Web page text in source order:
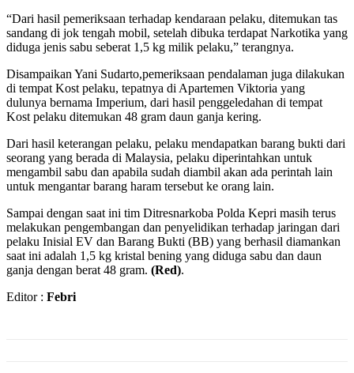
“Dari hasil pemeriksaan terhadap kendaraan pelaku, ditemukan tas
sandang di jok tengah mobil, setelah dibuka terdapat Narkotika yang
diduga jenis sabu seberat 1,5 kg milik pelaku,” terangnya.
Disampaikan Yani Sudarto,pemeriksaan pendalaman juga dilakukan
di tempat Kost pelaku, tepatnya di Apartemen Viktoria yang
dulunya bernama Imperium, dari hasil penggeledahan di tempat
Kost pelaku ditemukan 48 gram daun ganja kering.
Dari hasil keterangan pelaku, pelaku mendapatkan barang bukti dari
seorang yang berada di Malaysia, pelaku diperintahkan untuk
mengambil sabu dan apabila sudah diambil akan ada perintah lain
untuk mengantar barang haram tersebut ke orang lain.
Sampai dengan saat ini tim Ditresnarkoba Polda Kepri masih terus
melakukan pengembangan dan penyelidikan terhadap jaringan dari
pelaku Inisial EV dan Barang Bukti (BB) yang berhasil diamankan
saat ini adalah 1,5 kg kristal bening yang diduga sabu dan daun
ganja dengan berat 48 gram. (Red).
Editor : Febri